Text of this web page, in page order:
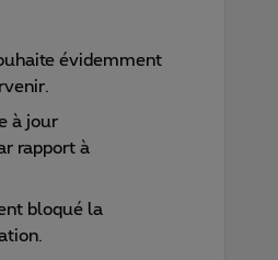
évidemment
à jour
rapport à
bloqué la